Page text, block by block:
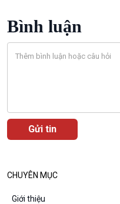
Bình luận
CHUYÊN MỤC
Giới thiệu